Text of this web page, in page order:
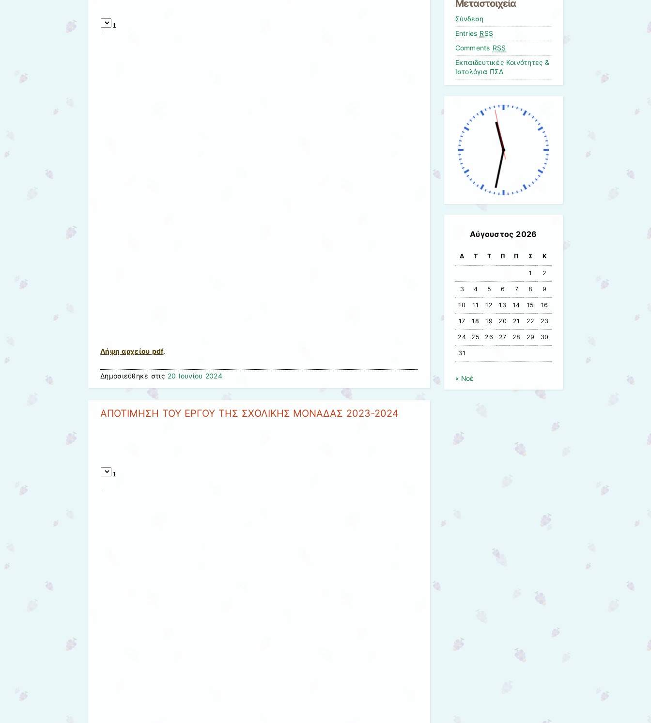
Λήψη αρχείου pdf.
Δημοσιεύθηκε στις 20 Ιουνίου 2024
ΑΠΟΤΙΜΗΣΗ ΤΟΥ ΕΡΓΟΥ ΤΗΣ ΣΧΟΛΙΚΗΣ ΜΟΝΑΔΑΣ 2023-2024
Μεταστοιχεία
Σύνδεση
Entries RSS
Comments RSS
Εκπαιδευτικές Κοινότητες &
Ιστολόγια ΠΣΔ
Αύγουστος 2026
Δ Τ Τ Π Π Σ Κ
1 2
3 4 5 6 7 8 9
10 11 12 13 14 15 16
17 18 19 20 21 22 23
24 25 26 27 28 29 30
31
« Νοέ